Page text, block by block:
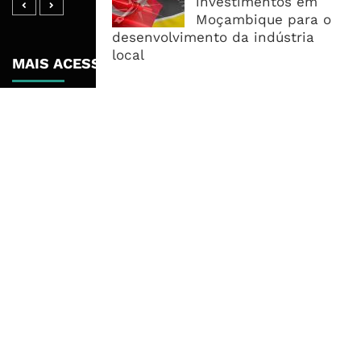
Moçambique para o
desenvolvimento da indústria
local
MAIS ACESSADOS